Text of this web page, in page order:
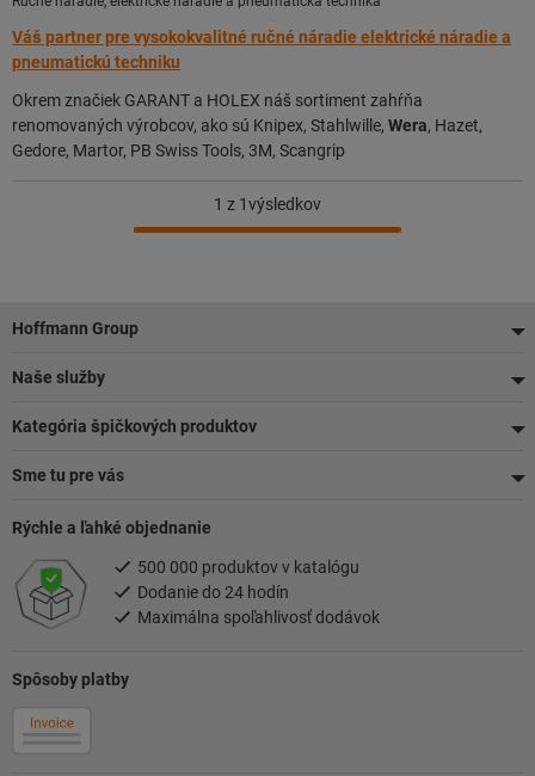
Váš partner pre vysokokvalitné ručné náradie elektrické náradie a
pneumatickú techniku
Okrem značiek GARANT a HOLEX náš sortiment zahŕňa
renomovaných výrobcov, ako sú Knipex, Stahlwille, Wera, Hazet,
Gedore, Martor, PB Swiss Tools, 3M, Scangrip
1 z 1výsledkov
Pätička
Hoffmann Group
Naše služby
Kategória špičkových produktov
Sme tu pre vás
Spôsoby platby
Rýchle a ľahké objednanie
500 000 produktov v katalógu
Dodanie do 24 hodín
Maximálna spoľahlivosť dodávok